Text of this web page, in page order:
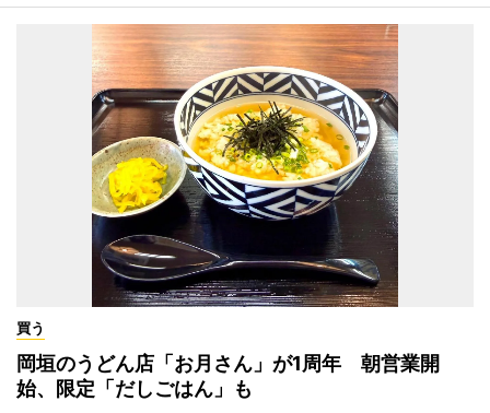
買う
岡垣のうどん店「お月さん」が1周年 朝営業開
始、限定「だしごはん」も